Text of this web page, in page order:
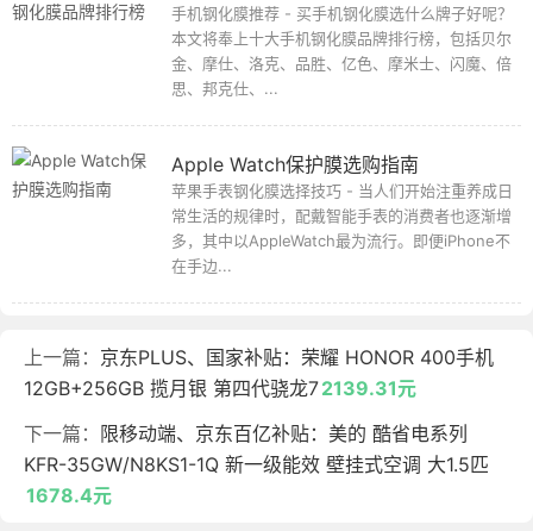
手机钢化膜推荐 - 买手机钢化膜选什么牌子好呢？
本文将奉上十大手机钢化膜品牌排行榜，包括贝尔
金、摩仕、洛克、品胜、亿色、摩米士、闪魔、倍
思、邦克仕、...
Apple Watch保护膜选购指南
苹果手表钢化膜选择技巧 - 当人们开始注重养成日
常生活的规律时，配戴智能手表的消费者也逐渐增
多，其中以AppleWatch最为流行。即便iPhone不
在手边...
上一篇： 京东PLUS、国家补贴：荣耀 HONOR 400手机
12GB+256GB 揽月银 第四代骁龙72139.31元
下一篇： 限移动端、京东百亿补贴：美的 酷省电系列
KFR-35GW/N8KS1-1Q 新一级能效 壁挂式空调 大1.5匹
1678.4元